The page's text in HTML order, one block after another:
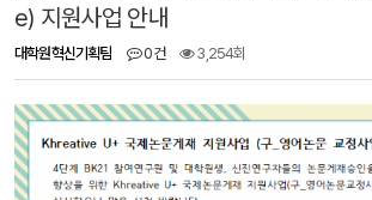
e) 지원사업 안내
대학원혁신기획팀 0건 3,254회